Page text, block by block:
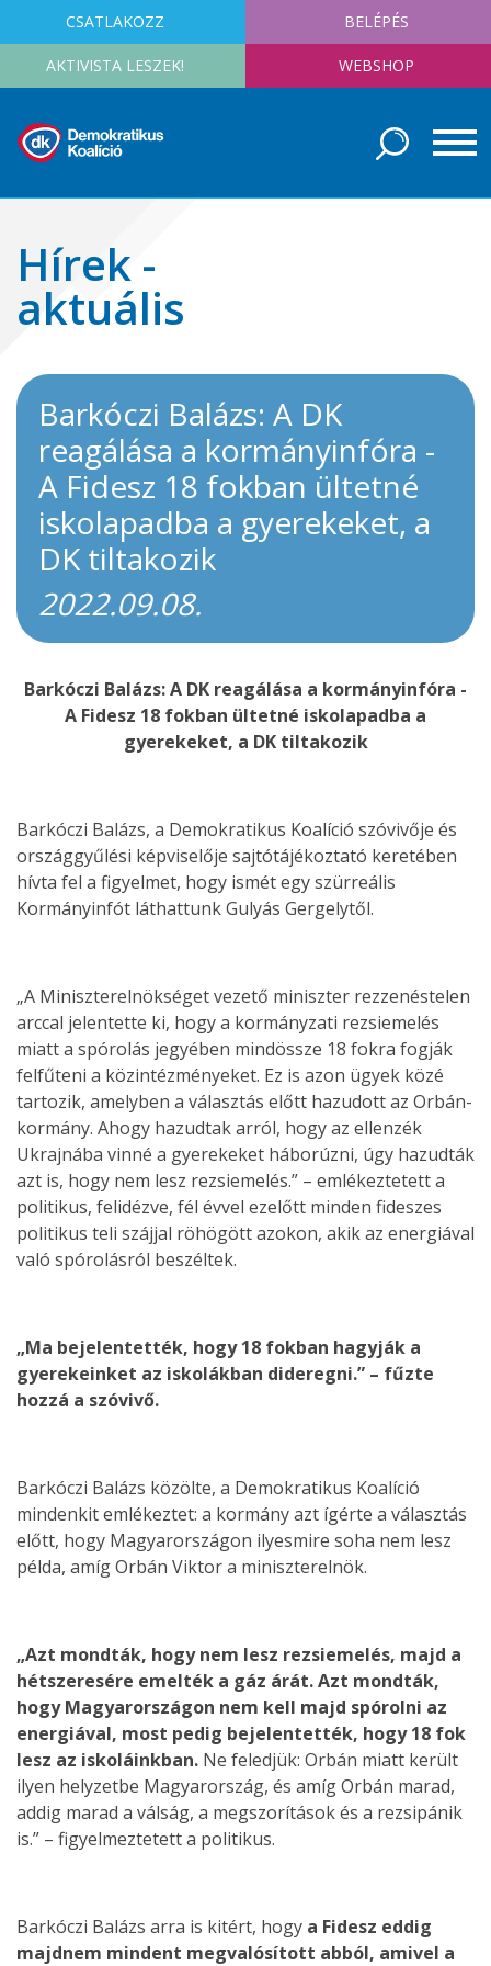
CSATLAKOZZ BELÉPÉS
AKTIVISTA LESZEK! WEBSHOP
Hírek -
aktuális
Barkóczi Balázs: A DK
reagálása a kormányinfóra -
A Fidesz 18 fokban ültetné
iskolapadba a gyerekeket, a
DK tiltakozik
2022.09.08.
Barkóczi Balázs: A DK reagálása a kormányinfóra -
A Fidesz 18 fokban ültetné iskolapadba a
gyerekeket, a DK tiltakozik
Barkóczi Balázs, a Demokratikus Koalíció szóvivője és
országgyűlési képviselője sajtótájékoztató keretében
hívta fel a figyelmet, hogy ismét egy szürreális
Kormányinfót láthattunk Gulyás Gergelytől.
„A Miniszterelnökséget vezető miniszter rezzenéstelen
arccal jelentette ki, hogy a kormányzati rezsiemelés
miatt a spórolás jegyében mindössze 18 fokra fogják
felfűteni a közintézményeket. Ez is azon ügyek közé
tartozik, amelyben a választás előtt hazudott az Orbán-
kormány. Ahogy hazudtak arról, hogy az ellenzék
Ukrajnába vinné a gyerekeket háborúzni, úgy hazudták
azt is, hogy nem lesz rezsiemelés.” – emlékeztetett a
politikus, felidézve, fél évvel ezelőtt minden fideszes
politikus teli szájjal röhögött azokon, akik az energiával
való spórolásról beszéltek.
„Ma bejelentették, hogy 18 fokban hagyják a
gyerekeinket az iskolákban dideregni.” – fűzte
hozzá a szóvivő.
Barkóczi Balázs közölte, a Demokratikus Koalíció
mindenkit emlékeztet: a kormány azt ígérte a választás
előtt, hogy Magyarországon ilyesmire soha nem lesz
példa, amíg Orbán Viktor a miniszterelnök.
„Azt mondták, hogy nem lesz rezsiemelés, majd a
hétszeresére emelték a gáz árát. Azt mondták,
hogy Magyarországon nem kell majd spórolni az
energiával, most pedig bejelentették, hogy 18 fok
lesz az iskoláinkban. Ne feledjük: Orbán miatt került
ilyen helyzetbe Magyarország, és amíg Orbán marad,
addig marad a válság, a megszorítások és a rezsipánik
is.” – figyelmeztetett a politikus.
Barkóczi Balázs arra is kitért, hogy a Fidesz eddig
majdnem mindent megvalósított abból, amivel a